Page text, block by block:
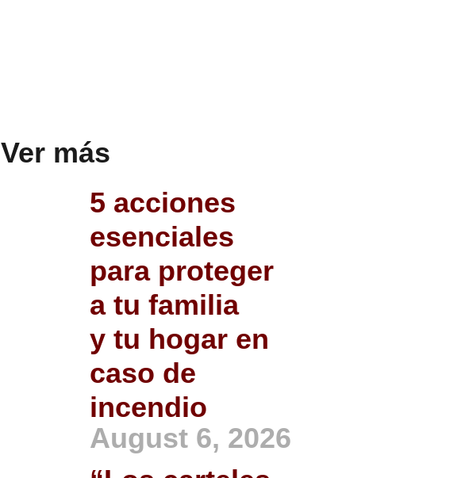
Ver más
5 acciones
esenciales
para proteger
a tu familia
y tu hogar en
caso de
incendio
August 6, 2026